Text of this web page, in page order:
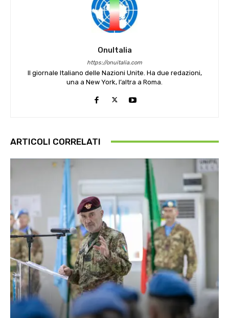
OnuItalia
https://onuitalia.com
Il giornale Italiano delle Nazioni Unite. Ha due redazioni,
una a New York, l’altra a Roma.
ARTICOLI CORRELATI